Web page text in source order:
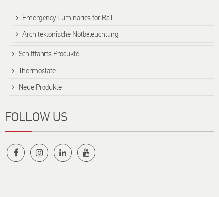
Emergency Luminaries for Rail
Architektonische Notbeleuchtung
Schifffahrts Produkte
Thermostate
Neue Produkte
FOLLOW US